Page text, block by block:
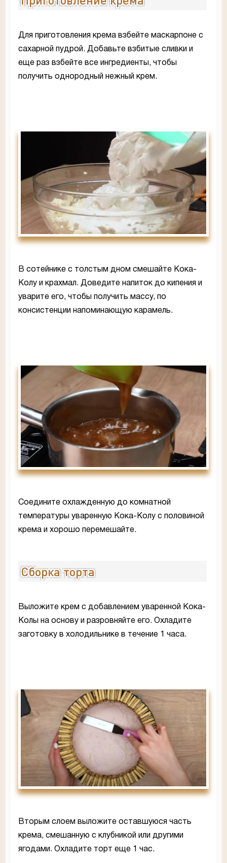
Для приготовления крема взбейте маскарпоне с
сахарной пудрой. Добавьте взбитые сливки и
еще раз взбейте все ингредиенты, чтобы
получить однородный нежный крем.
В сотейнике с толстым дном смешайте Кока-
Колу и крахмал. Доведите напиток до кипения и
уварите его, чтобы получить массу, по
консистенции напоминающую карамель.
Соедините охлажденную до комнатной
температуры уваренную Кока-Колу с половиной
крема и хорошо перемешайте.
Сборка торта
Выложите крем с добавлением уваренной Кока-
Колы на основу и разровняйте его. Охладите
заготовку в холодильнике в течение 1 часа.
Вторым слоем выложите оставшуюся часть
крема, смешанную с клубникой или другими
ягодами. Охладите торт еще 1 час.